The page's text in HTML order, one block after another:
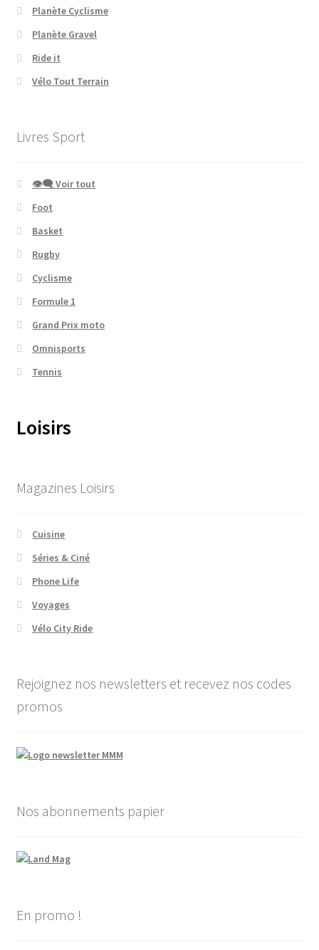
Planète Cyclisme
Planète Gravel
Ride it
Vélo Tout Terrain
Livres Sport
👁‍🗨 Voir tout
Foot
Basket
Rugby
Cyclisme
Formule 1
Grand Prix moto
Omnisports
Tennis
Loisirs
Magazines Loisirs
Cuisine
Séries & Ciné
Phone Life
Voyages
Vélo City Ride
Rejoignez nos newsletters et recevez nos codes
promos
Nos abonnements papier
En promo !